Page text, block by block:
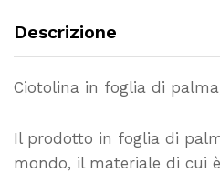
Descrizione
Ciotolina in foglia di
Il prodotto in foglia di
mondo, il materiale di cui